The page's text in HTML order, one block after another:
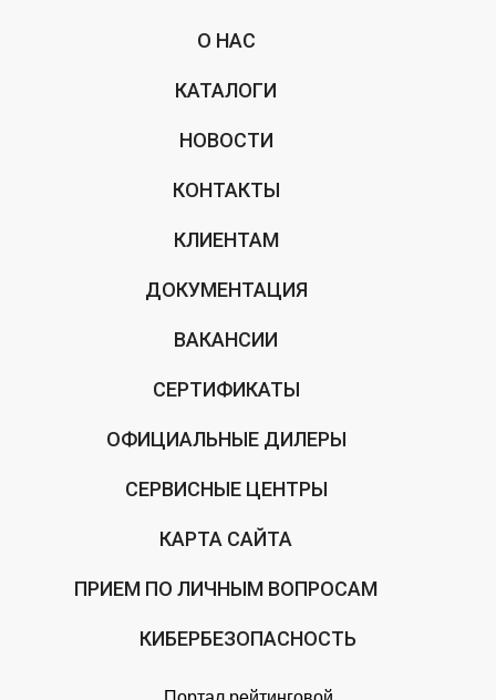
О НАС
КАТАЛОГИ
НОВОСТИ
КОНТАКТЫ
КЛИЕНТАМ
ДОКУМЕНТАЦИЯ
ВАКАНСИИ
СЕРТИФИКАТЫ
ОФИЦИАЛЬНЫЕ ДИЛЕРЫ
СЕРВИСНЫЕ ЦЕНТРЫ
КАРТА САЙТА
ПРИЕМ ПО ЛИЧНЫМ ВОПРОСАМ
КИБЕРБЕЗОПАСНОСТЬ